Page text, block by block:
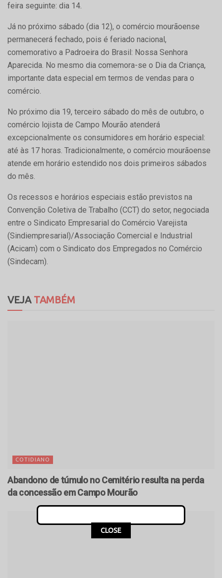
feira seguinte: dia 14.
Já no próximo sábado (dia 12), o comércio mourãoense
permanecerá fechado, pois é feriado nacional,
comemorativo a Padroeira do Brasil: Nossa Senhora
Aparecida. No mesmo dia comemora-se o Dia da Criança,
importante data especial em termos de vendas para o
comércio.
No próximo dia 19, terceiro sábado do mês de outubro, o
comércio lojista de Campo Mourão atenderá
excepcionalmente os consumidores em horário especial:
até às 17 horas. Tradicionalmente, o comércio mourãoense
atende em horário estendido nos dois primeiros sábados
do mês.
Os recessos e horários especiais estão previstos na
Convenção Coletiva de Trabalho (CCT) do setor, negociada
entre o Sindicato Empresarial do Comércio Varejista
(Sindiempresarial)/Associação Comercial e Industrial
(Acicam) com o Sindicato dos Empregados no Comércio
(Sindecam).
VEJATAMBÉM
COTIDIANO
Abandono de túmulo no Cemitério resulta na perda
da concessão em Campo Mourão
CLOSE